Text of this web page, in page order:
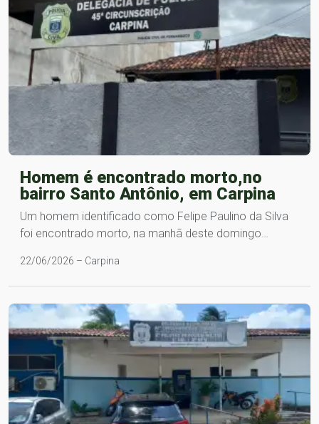
Homem é encontrado morto,no
bairro Santo Antônio, em Carpina
Um homem identificado como Felipe Paulino da Silva
foi encontrado morto, na manhã deste domingo…
22/06/2026 – Carpina